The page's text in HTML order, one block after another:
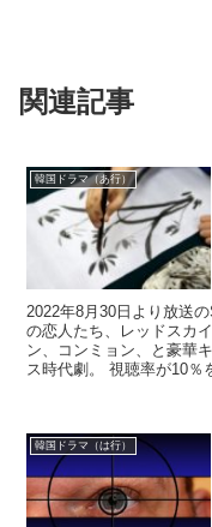
関連記事
韓国ドラマ（あ行）
2022年8月30日より放送
の恋人たち、レッドスカ
ン、コンミョン、と豪華
ス時代劇。 視聴率が10％
韓国ドラマ（は行）